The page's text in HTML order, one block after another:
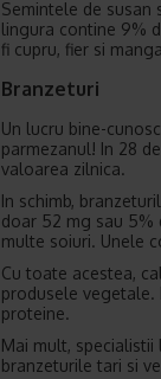
Semintele de susan
lingura contine 9%
fi cupru, fier si
Branzeturi
Un lucru bine-
parmezanul! In 28
valoarea zilnica.
In schimb,
doar 52 mg sau 5%
multe soiuri. Unele
Cu toate acestea,
produsele vegetale.
proteine.
Mai mult,
branzeturile tari si